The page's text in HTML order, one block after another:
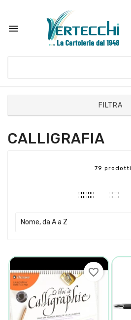

FILTRA
CALLIGRAFIA
79 prodotti
Nome, da A a Z
favorite_border